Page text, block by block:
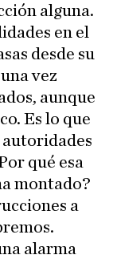
alguna.
en el
desde su
vez
aunque
Es lo que
autoridades
qué esa
montado?
a
alarma